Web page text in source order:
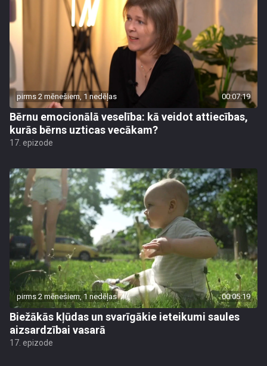
pirms 2 mēnešiem, 1 nedēļas 00:07:19
Bērnu emocionālā veselība: kā veidot attiecības,
kurās bērns uzticas vecākam?
17. epizode
pirms 2 mēnešiem, 1 nedēļas 00:05:19
Biežākās kļūdas un svarīgākie ieteikumi saules
aizsardzībai vasarā
17. epizode